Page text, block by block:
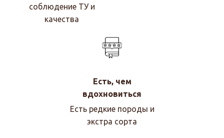
соблюдение ТУ и
качества
Есть, чем
вдохновиться
Есть редкие породы и
экстра сорта